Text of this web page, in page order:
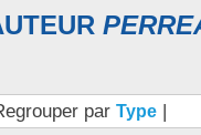
par Type |